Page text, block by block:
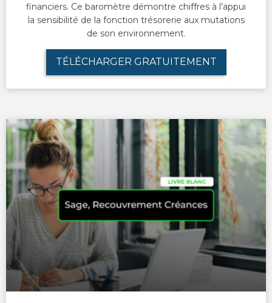
financiers. Ce baromètre démontre chiffres à l’appui
la sensibilité de la fonction trésorerie aux mutations
de son environnement.
TÉLÉCHARGER GRATUITEMENT